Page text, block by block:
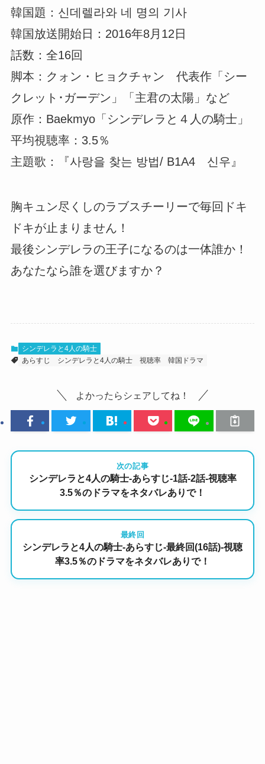
韓国題：신데렐라와 네 명의 기사
韓国放送開始日：2016年8月12日
話数：全16回
脚本：クォン・ヒョクチャン 代表作「シー
クレット･ガーデン」「主君の太陽」など
原作：Baekmyo「シンデレラと４人の騎士」
平均視聴率：3.5％
主題歌：『사랑을 찾는 방법/ B1A4 신우』
胸キュン尽くしのラブスチーリーで毎回ドキ
ドキが止まりません！
最後シンデレラの王子になるのは一体誰か！
あなたなら誰を選びますか？
シンデレラと4人の騎士
あらすじ
シンデレラと4人の騎士 視聴率 韓国ドラマ
よかったらシェアしてね！
次の記事
シンデレラと4人の騎士-あらすじ-1話-2話-視聴率
3.5％のドラマをネタバレありで！
最終回
シンデレラと4人の騎士-あらすじ-最終回(16話)-視聴
率3.5％のドラマをネタバレありで！